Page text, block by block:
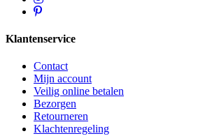
Klantenservice
Contact
Mijn account
Veilig online betalen
Bezorgen
Retourneren
Klachtenregeling